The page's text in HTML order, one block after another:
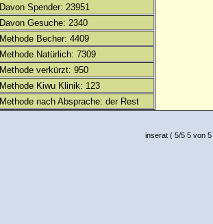
Davon Spender: 23951
Davon Gesuche: 2340
Methode Becher: 4409
Methode Natürlich: 7309
Methode verkürzt: 950
Methode Kiwu Klinik: 123
Methode nach Absprache: der Rest
inserat( 5/5 5 von 5